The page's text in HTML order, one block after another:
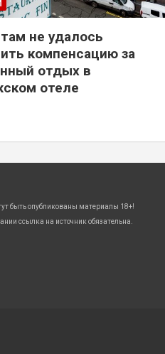
не удалось
компенсацию за
отдых в
отеле
быть опубликованы материалы 18+!
ссылка на источник обязательна.